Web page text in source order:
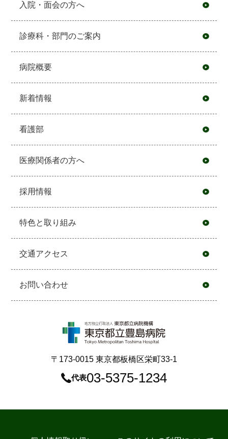
入院・面会の方へ
診療科・部門のご案内
病院概要
新着情報
看護部
医療関係者の方へ
採用情報
特色と取り組み
交通アクセス
お問い合わせ
〒173-0015 東京都板橋区栄町33-1
代表03-5375-1234